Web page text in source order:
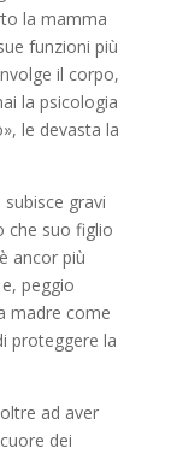
la mamma
funzioni più
il corpo,
la psicologia
le devasta la
gravi
che suo figlio
ancor più
peggio
madre come
proteggere la
ad aver
dei